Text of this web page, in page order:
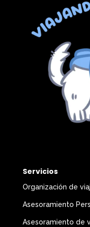
Servicios
Organización de
Asesoramiento
Asesoramiento de